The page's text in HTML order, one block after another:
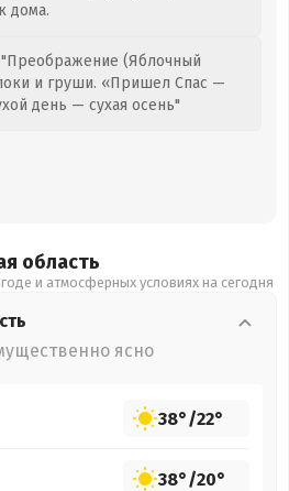
дома.
"Преображение (Яблочный
и груши. «Пришел Спас —
день — сухая осень"
область
и атмосферных условиях на сегодня
ясно
38°/22°
38°/20°